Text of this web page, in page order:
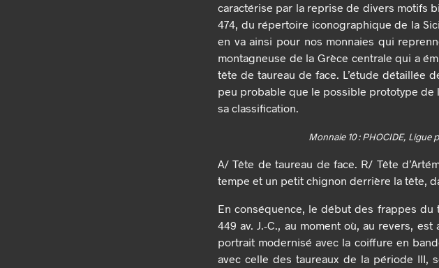
caractérise par la reprise de divers motifs
474, du répertoire iconographique de la
en va ainsi pour nos monnaies qui
montagneuse de la Grèce centrale qui a
tête de taureau de face. L’étude détaillée
peu probable que le possible prototype de
sa classification.
Monnaie 10 : PHOCIDE, Ligue
A/ Tête de taureau de face. R/ Tête
tempe et un petit chignon derrière la tête,
En conséquence, le début des frappes
449 av. J.-C., au moment où, au revers,
portrait modernisé avec la coiffure en
avec celle des taureaux de la période III,